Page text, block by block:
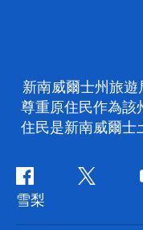
新南威爾士州旅
尊重原住民作為該
住民是新南威爾士
Facebook嘰
喳
雪梨